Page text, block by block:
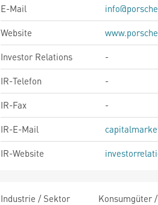
E-Mail
Website
Investor Relations
-
IR-Telefon
-
IR-Fax
-
IR-E-Mail
IR-Website
Industrie / Sektor
Konsumgüter